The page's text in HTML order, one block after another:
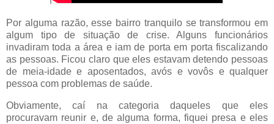
Por alguma razão, esse bairro tranquilo se transformou em
algum tipo de situação de crise. Alguns funcionários
invadiram toda a área e iam de porta em porta fiscalizando
as pessoas. Ficou claro que eles estavam detendo pessoas
de meia-idade e aposentados, avós e vovôs e qualquer
pessoa com problemas de saúde.
Obviamente, caí na categoria daqueles que eles
procuravam reunir e, de alguma forma, fiquei presa e eles